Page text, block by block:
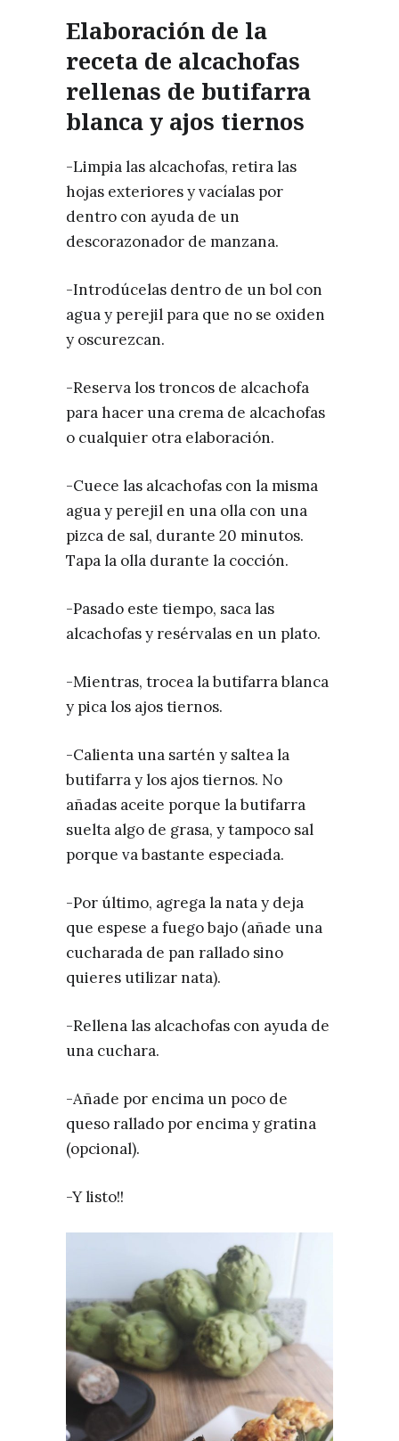
Elaboración de la
receta de alcachofas
rellenas de butifarra
blanca y ajos tiernos
-Limpia las alcachofas, retira las
hojas exteriores y vacíalas por
dentro con ayuda de un
descorazonador de manzana.
-Introdúcelas dentro de un bol con
agua y perejil para que no se oxiden
y oscurezcan.
-Reserva los troncos de alcachofa
para hacer una crema de alcachofas
o cualquier otra elaboración.
-Cuece las alcachofas con la misma
agua y perejil en una olla con una
pizca de sal, durante 20 minutos.
Tapa la olla durante la cocción.
-Pasado este tiempo, saca las
alcachofas y resérvalas en un plato.
-Mientras, trocea la butifarra blanca
y pica los ajos tiernos.
-Calienta una sartén y saltea la
butifarra y los ajos tiernos. No
añadas aceite porque la butifarra
suelta algo de grasa, y tampoco sal
porque va bastante especiada.
-Por último, agrega la nata y deja
que espese a fuego bajo (añade una
cucharada de pan rallado sino
quieres utilizar nata).
-Rellena las alcachofas con ayuda de
una cuchara.
-Añade por encima un poco de
queso rallado por encima y gratina
(opcional).
-Y listo!!